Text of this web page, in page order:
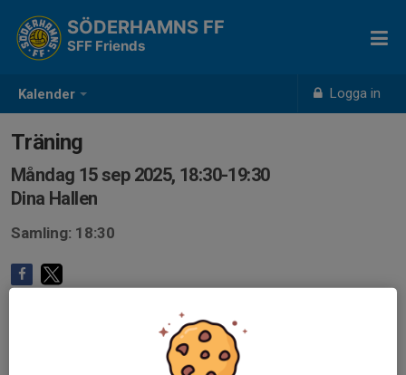
Kalender Logga in
SÖDERHAMNS FF
SFF Friends
Träning
Måndag 15 sep 2025, 18:30-19:30
Dina Hallen
Samling: 18:30